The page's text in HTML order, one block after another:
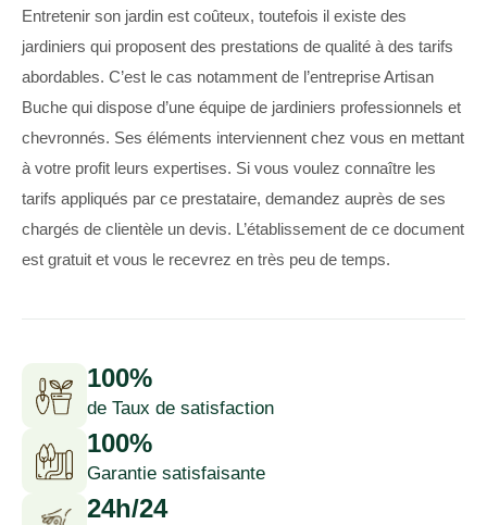
Entretenir son jardin est coûteux, toutefois il existe des
jardiniers qui proposent des prestations de qualité à des tarifs
abordables. C’est le cas notamment de l’entreprise Artisan
Buche qui dispose d’une équipe de jardiniers professionnels et
chevronnés. Ses éléments interviennent chez vous en mettant
à votre profit leurs expertises. Si vous voulez connaître les
tarifs appliqués par ce prestataire, demandez auprès de ses
chargés de clientèle un devis. L’établissement de ce document
est gratuit et vous le recevrez en très peu de temps.
100%
de Taux de satisfaction
100%
Garantie satisfaisante
24h/24